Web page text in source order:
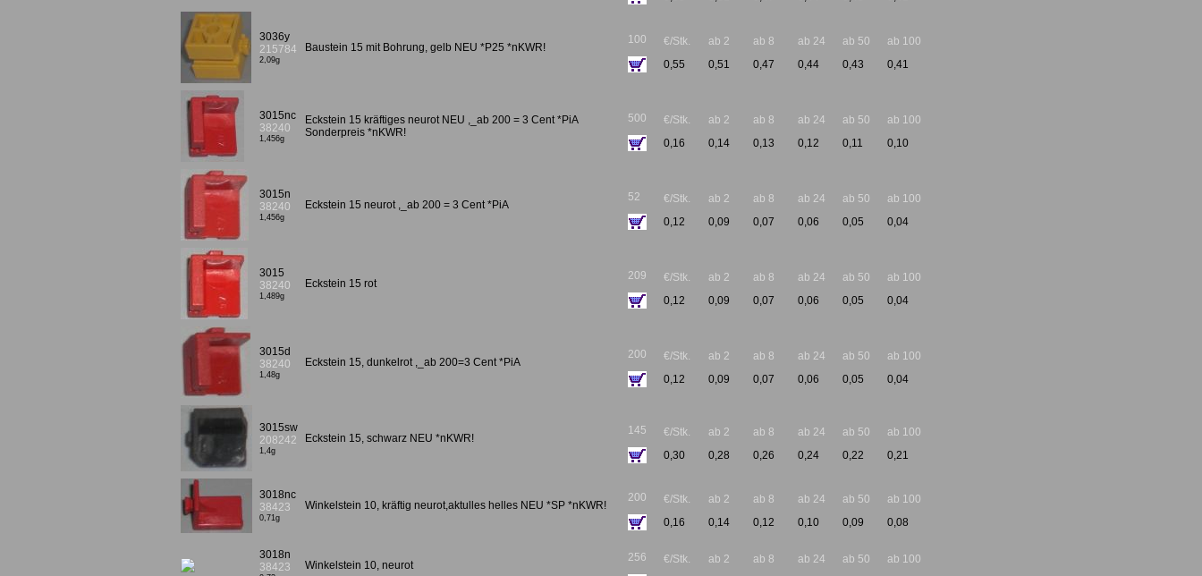
3036y
215784
2,09g
Baustein 15 mit Bohrung, gelb NEU *P25 *nKWR!
100
€/Stk.
0,55
ab 2
0,51
ab 8
0,47
ab 24
0,44
ab 50
0,43
ab 100
0,41
3015nc
38240
1,456g
Eckstein 15 kräftiges neurot NEU ,_ab 200 = 3 Cent *PiA
Sonderpreis *nKWR!
500
€/Stk.
0,16
ab 2
0,14
ab 8
0,13
ab 24
0,12
ab 50
0,11
ab 100
0,10
3015n
38240
1,456g
Eckstein 15 neurot ,_ab 200 = 3 Cent *PiA
52
€/Stk.
0,12
ab 2
0,09
ab 8
0,07
ab 24
0,06
ab 50
0,05
ab 100
0,04
3015
38240
1,489g
Eckstein 15 rot
209
€/Stk.
0,12
ab 2
0,09
ab 8
0,07
ab 24
0,06
ab 50
0,05
ab 100
0,04
3015d
38240
1,48g
Eckstein 15, dunkelrot ,_ab 200=3 Cent *PiA
200
€/Stk.
0,12
ab 2
0,09
ab 8
0,07
ab 24
0,06
ab 50
0,05
ab 100
0,04
3015sw
208242
1,4g
Eckstein 15, schwarz NEU *nKWR!
145
€/Stk.
0,30
ab 2
0,28
ab 8
0,26
ab 24
0,24
ab 50
0,22
ab 100
0,21
3018nc
38423
0,71g
Winkelstein 10, kräftig neurot,aktulles helles NEU *SP *nKWR!
200
€/Stk.
0,16
ab 2
0,14
ab 8
0,12
ab 24
0,10
ab 50
0,09
ab 100
0,08
3018n
38423
Winkelstein 10, neurot
256
€/Stk.
ab 2
ab 8
ab 24
ab 50
ab 100